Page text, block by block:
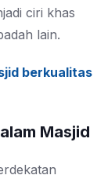
ciri khas
lain.
berkualitas
Masjid